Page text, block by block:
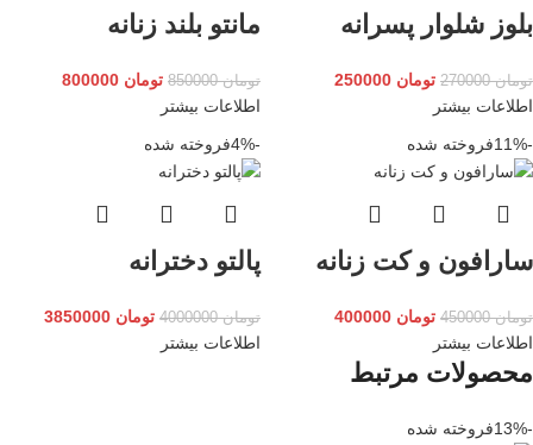
بلوز شلوار پسرانه
تومان270000 تومان
اطلاعات بیشتر
مانتو بلند زنانه
تومان850000 تومان
اطلاعات بیشتر
-11%
فروخته شده
سارافون و کت زنانه
تومان450000 تومان
اطلاعات بیشتر
-4% فروخته شده
پالتو دخترانه
تومان4000000 تومان
اطلاعات بیشتر
محصولات مرتبط
-13% فروخته شده